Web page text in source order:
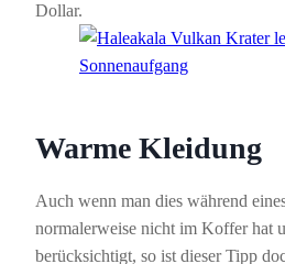
Dollar.
Warme Kleidung
Auch wenn man dies während
normalerweise nicht im Koffer hat
berücksichtigt, so ist dieser Tipp